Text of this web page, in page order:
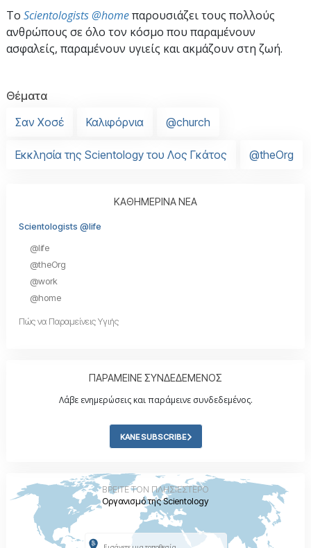
To Scientologists @homeπαρουσιάζει τους πολλούς
ανθρώπους σε όλο τον κόσμο που παραμένουν
ασφαλείς, παραμένουν υγιείς και ακμάζουν στη ζωή.
Θέματα
Σαν Χοσέ
Καλιφόρνια @church
Εκκλησία της Scientology του Λος Γκάτος @theOrg
ΚΑΘΗΜΕΡΙΝΑ ΝΕΑ
Scientologists @life
@life
@theOrg
@work
@home
Πώς να Παραμείνεις Υγιής
ΠΑΡΑΜΕΙΝΕ ΣΥΝΔΕΔΕΜΕΝΟΣ
Λάβε ενημερώσεις και παράμεινε συνδεδεμένος.
ΚΑΝΕ SUBSCRIBE
ΒΡΕΙΤΕ ΤΟΝ ΠΛΗΣΙΕΣΤΕΡΟ
Οργανισμό της Scientology